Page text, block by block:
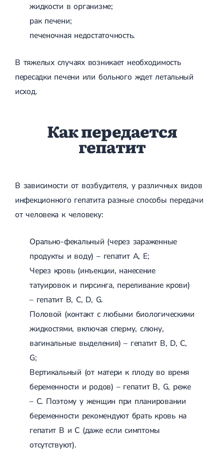
жидкости в организме;
рак печени;
печеночная недостаточность.
В тяжелых случаях возникает необходимость
пересадки печени или больного ждет летальный
исход.
Как передается
гепатит
В зависимости от возбудителя, у различных видов
инфекционного гепатита разные способы передачи
от человека к человеку:
Орально-фекальный (через зараженные
продукты и воду) – гепатит А, Е;
Через кровь (инъекции, нанесение
татуировок и пирсинга, переливание крови)
– гепатит В, С, D, G.
Половой (контакт с любыми биологическими
жидкостями, включая сперму, слюну,
вагинальные выделения) – гепатит В, D, С,
G;
Вертикальный (от матери к плоду во время
беременности и родов) – гепатит В, G, реже
– С. Поэтому у женщин при планировании
беременности рекомендуют брать кровь на
гепатит В и С (даже если симптомы
отсутствуют).